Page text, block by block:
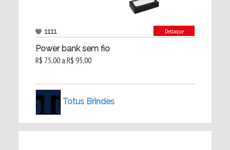
1111 Destaque
Power bank sem fio
R$ 75,00 a R$ 95,00
Totus Brindes